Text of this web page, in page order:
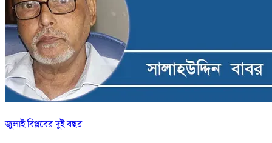
জুলাই বিপ্লবের দুই বছর